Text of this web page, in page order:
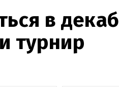
в
турнир